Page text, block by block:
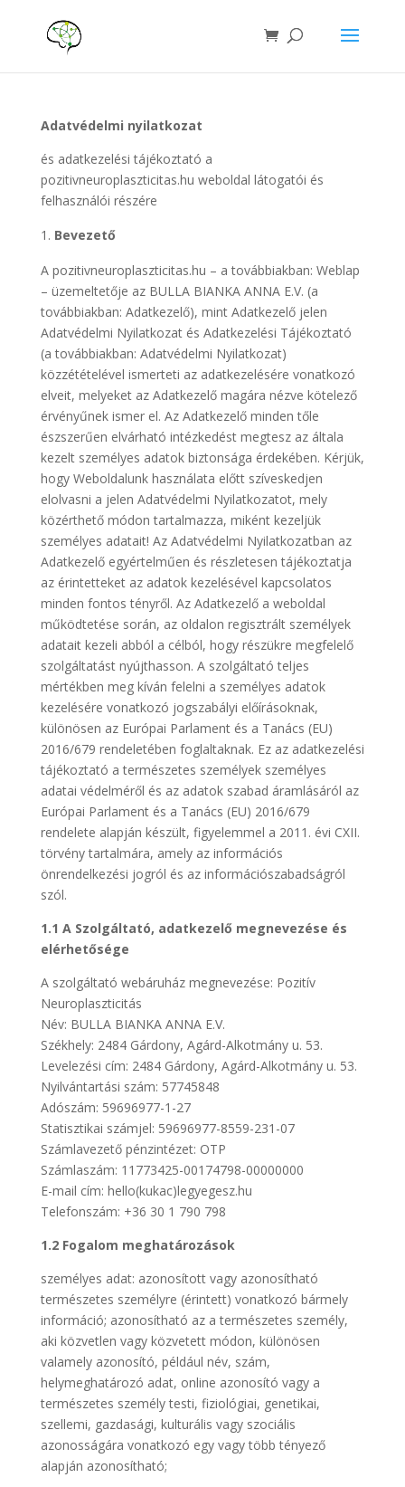
Adatvédelmi nyilatkozat
és adatkezelési tájékoztató a
pozitivneuroplaszticitas.hu weboldal látogatói és
felhasználói részére
Bevezető
A pozitivneuroplaszticitas.hu – a továbbiakban: Weblap
– üzemeltetője az BULLA BIANKA ANNA E.V. (a
továbbiakban: Adatkezelő), mint Adatkezelő jelen
Adatvédelmi Nyilatkozat és Adatkezelési Tájékoztató
(a továbbiakban: Adatvédelmi Nyilatkozat)
közzétételével ismerteti az adatkezelésére vonatkozó
elveit, melyeket az Adatkezelő magára nézve kötelező
érvényűnek ismer el. Az Adatkezelő minden tőle
észszerűen elvárható intézkedést megtesz az általa
kezelt személyes adatok biztonsága érdekében. Kérjük,
hogy Weboldalunk használata előtt szíveskedjen
elolvasni a jelen Adatvédelmi Nyilatkozatot, mely
közérthető módon tartalmazza, miként kezeljük
személyes adatait! Az Adatvédelmi Nyilatkozatban az
Adatkezelő egyértelműen és részletesen tájékoztatja
az érintetteket az adatok kezelésével kapcsolatos
minden fontos tényről. Az Adatkezelő a weboldal
működtetése során, az oldalon regisztrált személyek
adatait kezeli abból a célból, hogy részükre megfelelő
szolgáltatást nyújthasson. A szolgáltató teljes
mértékben meg kíván felelni a személyes adatok
kezelésére vonatkozó jogszabályi előírásoknak,
különösen az Európai Parlament és a Tanács (EU)
2016/679 rendeletében foglaltaknak. Ez az adatkezelési
tájékoztató a természetes személyek személyes
adatai védelméről és az adatok szabad áramlásáról az
Európai Parlament és a Tanács (EU) 2016/679
rendelete alapján készült, figyelemmel a 2011. évi CXII.
törvény tartalmára, amely az információs
önrendelkezési jogról és az információszabadságról
szól.
1.1 A Szolgáltató, adatkezelő megnevezése és
elérhetősége
A szolgáltató webáruház megnevezése: Pozitív
Neuroplaszticitás
Név: BULLA BIANKA ANNA E.V.
Székhely: 2484 Gárdony, Agárd-Alkotmány u. 53.
Levelezési cím: 2484 Gárdony, Agárd-Alkotmány u. 53.
Nyilvántartási szám: 57745848
Adószám: 59696977-1-27
Statisztikai számjel: 59696977-8559-231-07
Számlavezető pénzintézet: OTP
Számlaszám: 11773425-00174798-00000000
E-mail cím: hello(kukac)legyegesz.hu
Telefonszám: +36 30 1 790 798
1.2 Fogalom meghatározások
személyes adat: azonosított vagy azonosítható
természetes személyre (érintett) vonatkozó bármely
információ; azonosítható az a természetes személy,
aki közvetlen vagy közvetett módon, különösen
valamely azonosító, például név, szám,
helymeghatározó adat, online azonosító vagy a
természetes személy testi, fiziológiai, genetikai,
szellemi, gazdasági, kulturális vagy szociális
azonosságára vonatkozó egy vagy több tényező
alapján azonosítható;